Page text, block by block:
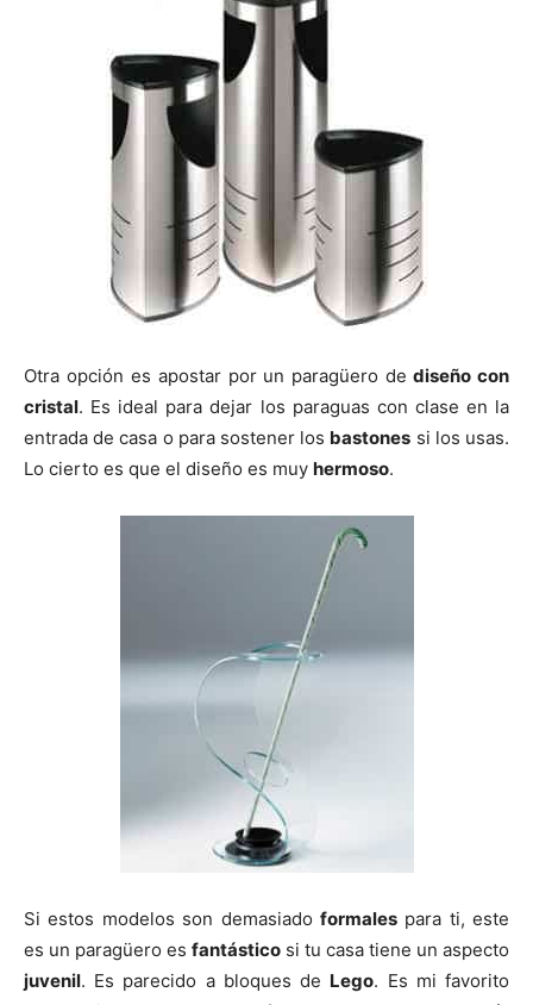
Otra opción es apostar por un paragüero de diseño con
cristal. Es ideal para dejar los paraguas con clase en la
entrada de casa o para sostener los bastones si los usas.
Lo cierto es que el diseño es muy hermoso.
Si estos modelos son demasiado formalespara ti, este
es un paragüero es fantástico si tu casa tiene un aspecto
juvenil. Es parecido a bloques de Lego. Es mi favorito